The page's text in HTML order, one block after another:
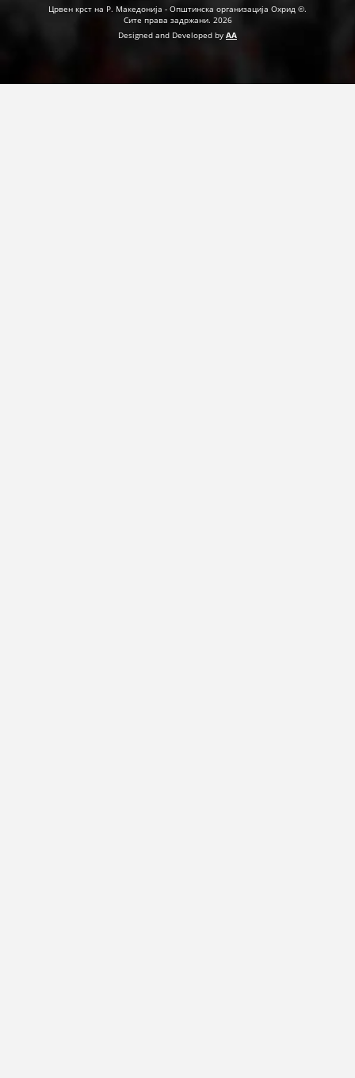
Црвен крст на Р. Македонија - Општинска организација Охрид ©.
Сите права задржани. 2026
Designed and Developed by AA